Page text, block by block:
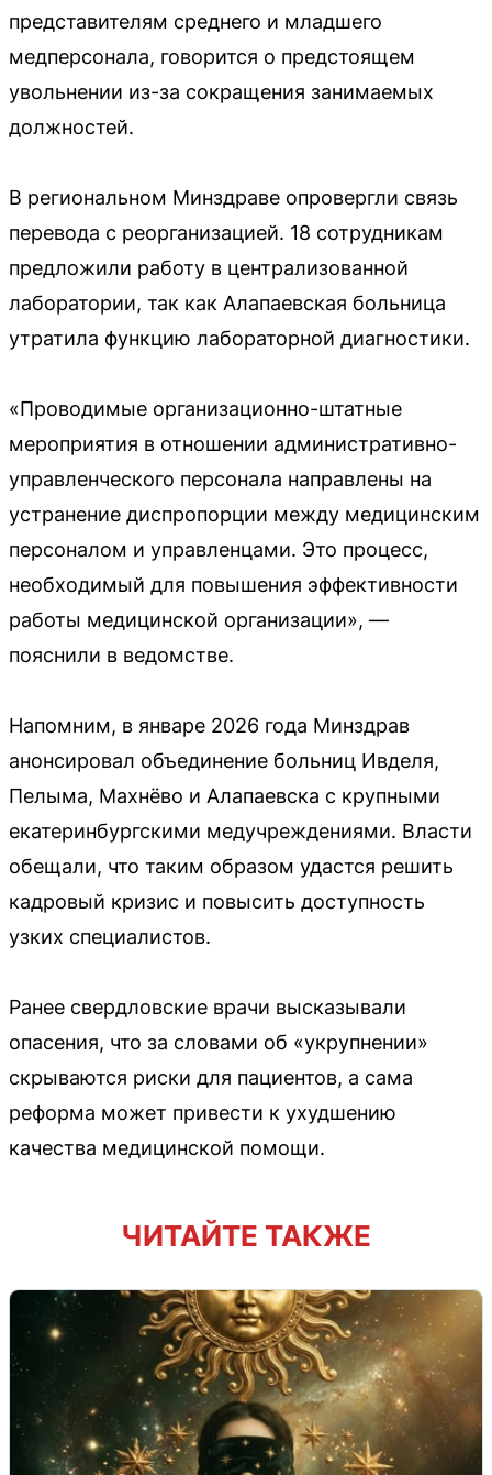
представителям среднего и младшего
медперсонала, говорится о предстоящем
увольнении из-за сокращения занимаемых
должностей.
В региональном Минздраве опровергли связь
перевода с реорганизацией. 18 сотрудникам
предложили работу в централизованной
лаборатории, так как Алапаевская больница
утратила функцию лабораторной диагностики.
«Проводимые организационно-штатные
мероприятия в отношении административно-
управленческого персонала направлены на
устранение диспропорции между медицинским
персоналом и управленцами. Это процесс,
необходимый для повышения эффективности
работы медицинской организации», —
пояснили в ведомстве.
Напомним, в январе 2026 года Минздрав
анонсировал объединение больниц Ивделя,
Пелыма, Махнёво и Алапаевска с крупными
екатеринбургскими медучреждениями. Власти
обещали, что таким образом удастся решить
кадровый кризис и повысить доступность
узких специалистов.
Ранее свердловские врачи высказывали
опасения, что за словами об «укрупнении»
скрываются риски для пациентов, а сама
реформа может привести к ухудшению
качества медицинской помощи.
ЧИТАЙТЕ ТАКЖЕ